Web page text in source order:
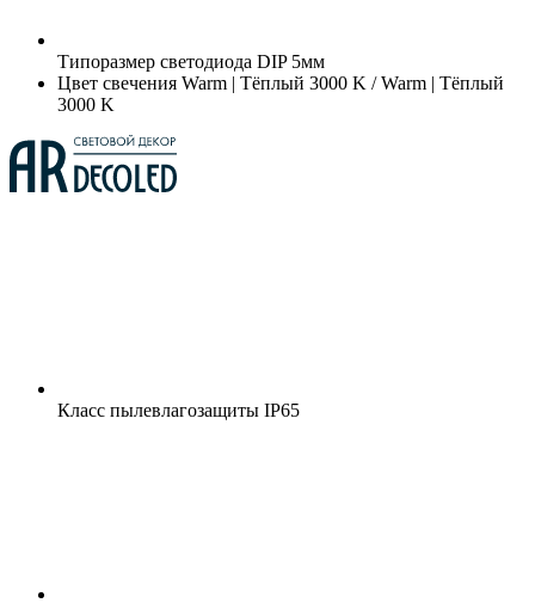
Типоразмер светодиода DIP 5мм
Цвет свечения Warm | Тёплый 3000 K / Warm | Тёплый
3000 K
Класс пылевлагозащиты IP65